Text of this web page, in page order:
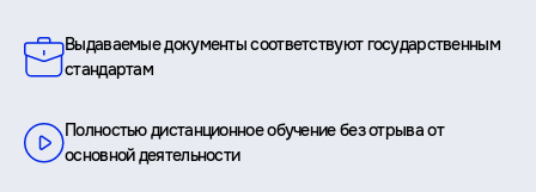
Выдаваемые документы соответствуют государственным
стандартам
Полностью дистанционное обучение без отрыва от
основной деятельности